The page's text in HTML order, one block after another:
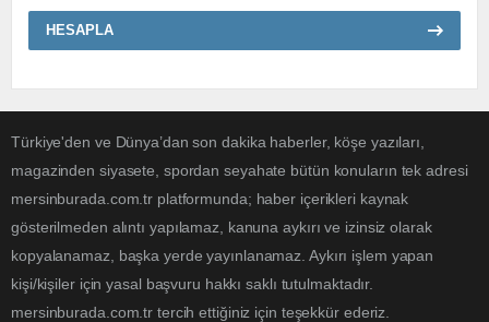
HESAPLA
Türkiye'den ve Dünya’dan son dakika haberler, köşe yazıları,
magazinden siyasete, spordan seyahate bütün konuların tek adresi
mersinburada.com.tr platformunda; haber içerikleri kaynak
gösterilmeden alıntı yapılamaz, kanuna aykırı ve izinsiz olarak
kopyalanamaz, başka yerde yayınlanamaz. Aykırı işlem yapan
kişi/kişiler için yasal başvuru hakkı saklı tutulmaktadır.
mersinburada.com.tr tercih ettiğiniz için teşekkür ederiz.